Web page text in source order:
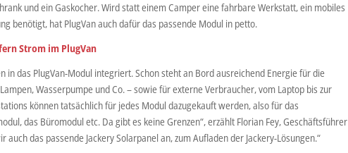
und ein Gaskocher. Wird statt einem Camper eine fahrbare Werkstatt, ein mobiles
benötigt, hat PlugVan auch dafür das passende Modul in petto.
Strom im PlugVan
in das PlugVan-Modul integriert. Schon steht an Bord ausreichend Energie für die
Wasserpumpe und Co. – sowie für externe Verbraucher, vom Laptop bis zur
können tatsächlich für jedes Modul dazugekauft werden, also für das
das Büromodul etc. Da gibt es keine Grenzen“, erzählt Florian Fey, Geschäftsführer
auch das passende Jackery Solarpanel an, zum Aufladen der Jackery-Lösungen.“